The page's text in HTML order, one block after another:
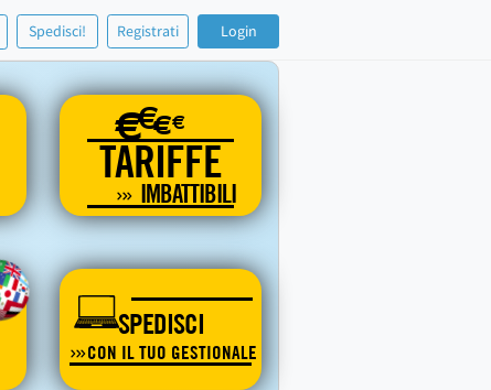
Spedisci! Registrati Login
€€€€
TARIFFE
IMBATTIBILI
SPEDISCI
CON IL TUO GESTIONALE